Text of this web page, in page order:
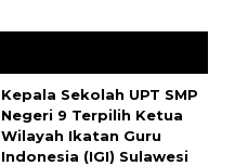
Kepala Sekolah UPT SMP
Negeri 9 Terpilih Ketua
Wilayah Ikatan Guru
Indonesia (IGI) Sulawesi